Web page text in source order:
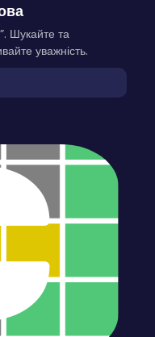
Шукайте та
уважність.